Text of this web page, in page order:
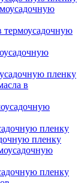
термоусадочную
пленку
в
пленку
пленку
пленку